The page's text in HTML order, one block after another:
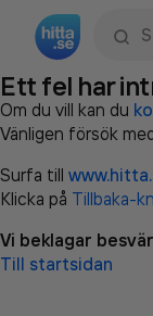
Ett fel har
Om du vill kan du
Vänligen försök
Surfa till
Klicka på Tillbaka-
Vi beklagar
Till startsidan